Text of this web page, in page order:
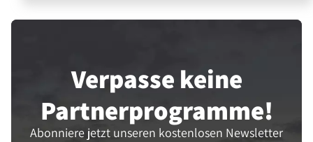
Verpasse keine
Partner­programme!
Abonniere jetzt unseren kostenlosen Newsletter